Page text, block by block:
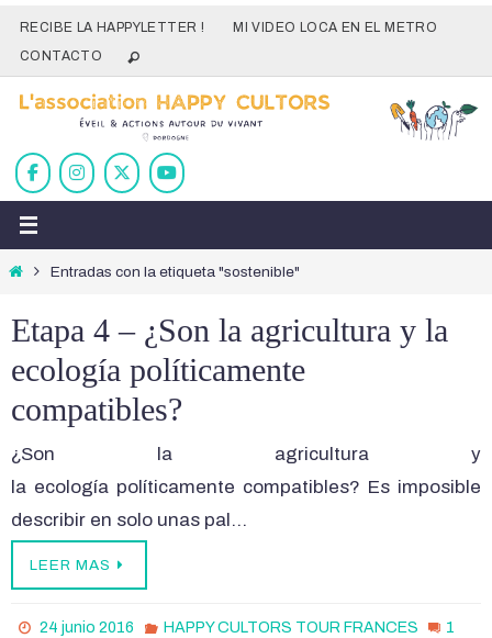
RECIBE LA HAPPYLETTER !
MI VIDEO LOCA EN EL METRO
CONTACTO
InicioEntradas con la etiqueta "sostenible"
Etapa 4 – ¿Son la agricultura y la
ecología políticamente
compatibles?
¿Son la agricultura y
la ecología políticamente compatibles? Es imposible
describir en solo unas pal…
LEER MAS
24 junio 2016 HAPPY CULTORS TOUR FRANCES 1